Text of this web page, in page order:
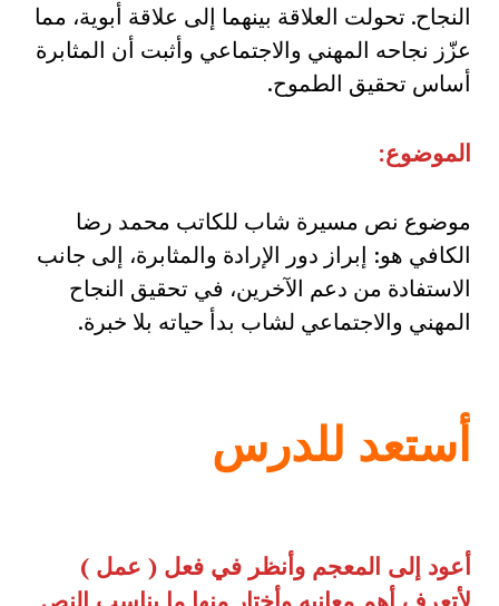
النجاح. تحولت العلاقة بينهما إلى علاقة أبوية، مما
عزّز نجاحه المهني والاجتماعي وأثبت أن المثابرة
أساس تحقيق الطموح.
الموضوع:
موضوع نص مسيرة شاب للكاتب محمد رضا
الكافي هو: إبراز دور الإرادة والمثابرة، إلى جانب
الاستفادة من دعم الآخرين، في تحقيق النجاح
المهني والاجتماعي لشاب بدأ حياته بلا خبرة.
أستعد للدرس
أعود إلى المعجم وأنظر في فعل ( عمل )